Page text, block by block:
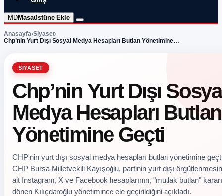
MDMasaüstüne Ekle
Anasayfa›Siyaset›
Chp’nin Yurt Dışı Sosyal Medya Hesapları Butlan Yönetimine…
SIYASET
Chp’nin Yurt Dışı
Medya Hesapları Butlan
Yönetimine Geçti
CHP'nin yurt dışı sosyal medya hesapları butlan yönetimine geçti
CHP Bursa Milletvekili Kayışoğlu, partinin yurt dışı
ait Instagram, X ve Facebook hesaplarının, "mutlak butlan"
dönen Kılıçdaroğlu yönetimince ele geçirildiğini açıkladı.